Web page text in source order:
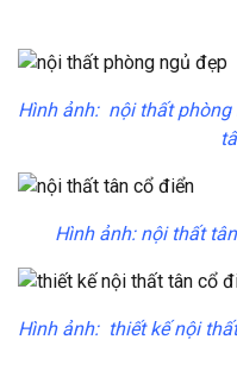
Hình ảnh: nội thất phòng
Hình ảnh: nội thất
Hình ảnh: thiết kế nội